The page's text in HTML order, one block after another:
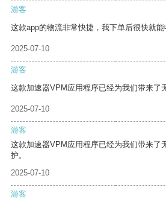
游客
这款app的物流非常快捷，我下单后很快就能
2025-07-10
游客
这款加速器VPM应用程序已经为我们带来了
2025-07-10
游客
这款加速器VPM应用程序已经为我们带来了
护。
2025-07-10
游客